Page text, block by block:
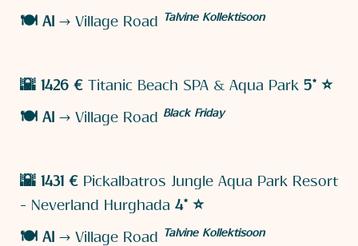
🍽️ AI → Village Road Talvine Kollektisoon
🌇 1426 € Titanic Beach SPA & Aqua Park 5* ⭐️
🍽️ AI → Village Road Black Friday
🌇 1431 € Pickalbatros Jungle Aqua Park Resort
- Neverland Hurghada 4* ⭐️
🍽️ AI → Village Road Talvine Kollektisoon